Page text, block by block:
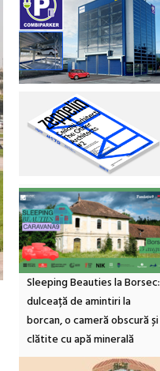
Sleeping Beauties la Borsec:
dulceață de amintiri la
borcan, o cameră obscură și
clătite cu apă minerală